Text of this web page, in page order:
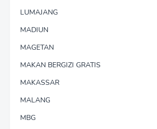
LUMAJANG
MADIUN
MAGETAN
MAKAN BERGIZI GRATIS
MAKASSAR
MALANG
MBG